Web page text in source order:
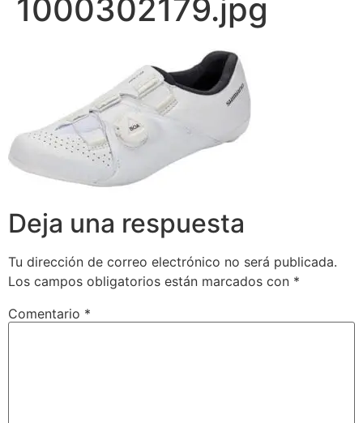
1000302179.jpg
Deja una respuesta
Tu dirección de correo electrónico no será publicada.
Los campos obligatorios están marcados con *
Comentario *